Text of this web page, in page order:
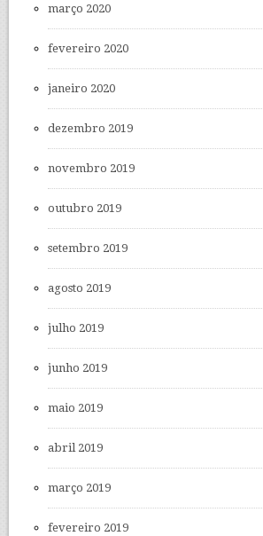
março 2020
fevereiro 2020
janeiro 2020
dezembro 2019
novembro 2019
outubro 2019
setembro 2019
agosto 2019
julho 2019
junho 2019
maio 2019
abril 2019
março 2019
fevereiro 2019